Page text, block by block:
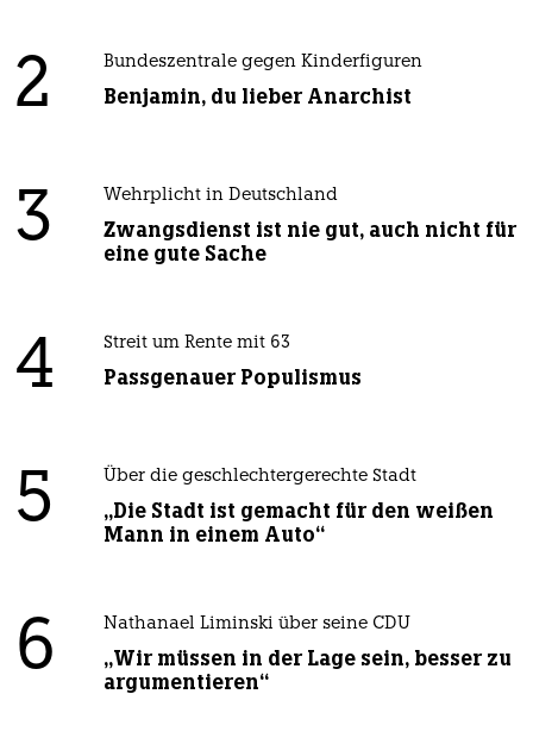
2 Bundeszentrale gegen Kinderfiguren
Benjamin, du lieber Anarchist
3 Wehrplicht in Deutschland
Zwangsdienst ist nie gut, auch nicht für
eine gute Sache
4 Streit um Rente mit 63
Passgenauer Populismus
5 Über die geschlechtergerechte Stadt
„Die Stadt ist gemacht für den weißen
Mann in einem Auto“
6 Nathanael Liminski über seine CDU
„Wir müssen in der Lage sein, besser zu
argumentieren“